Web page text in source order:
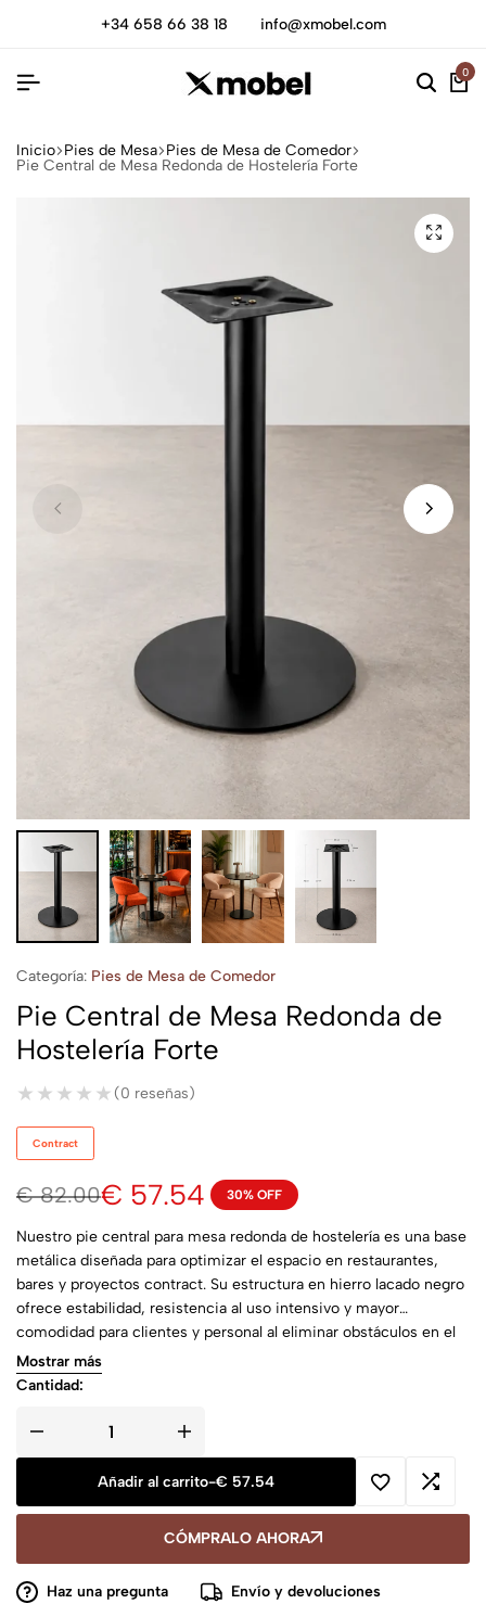
+34 658 66 38 18 info@xmobel.com
0
Inicio Pies de Mesa Pies de Mesa de Comedor
Pie Central de Mesa Redonda de Hostelería Forte
Categoría: Pies de Mesa de Comedor
Pie Central de Mesa Redonda de
Hostelería Forte
★★★★★
★★★★★ (0 reseñas)
Contract
€82.00€ 57.54 30% OFF
Nuestro pie central para mesa redonda de hostelería es una base
metálica diseñada para optimizar el espacio en restaurantes,
bares y proyectos contract. Su estructura en hierro lacado negro
ofrece estabilidad, resistencia al uso intensivo y mayor
comodidad para clientes y personal al eliminar obstáculos en el
perímetro de la mesa.
Mostrar más
Cantidad:
Añadir al carrito-€ 57.54
CÓMPRALO AHORA
Haz una pregunta
Envío y devoluciones